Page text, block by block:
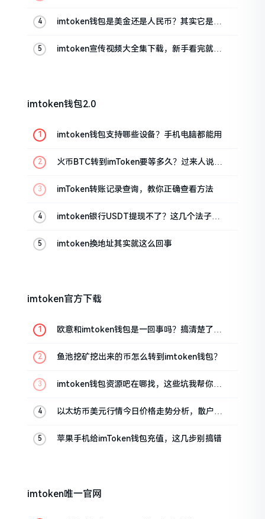
imtoken钱包是美金还是人民币？其实它是个
imtoken宣传视频大全集下载，新手看完就懂
imtoken钱包2.0
imtoken钱包支持哪些设备？手机电脑都能用
火币BTC转到imToken要等多久？过来人说说
imToken转账记录查询，教你正确查看方法
imtoken银行USDT提现不了？这几个法子能
imtoken换地址其实就这么回事
imtoken官方下载
欧意和imtoken钱包是一回事吗？搞清楚了再
鱼池挖矿挖出来的币怎么转到imtoken钱包？
imtoken钱包资源吧在哪找，这些坑我帮你趟
以太坊币美元行情今日价格走势分析，散户如
苹果手机给imToken钱包充值，这几步别搞错
imtoken唯一官网